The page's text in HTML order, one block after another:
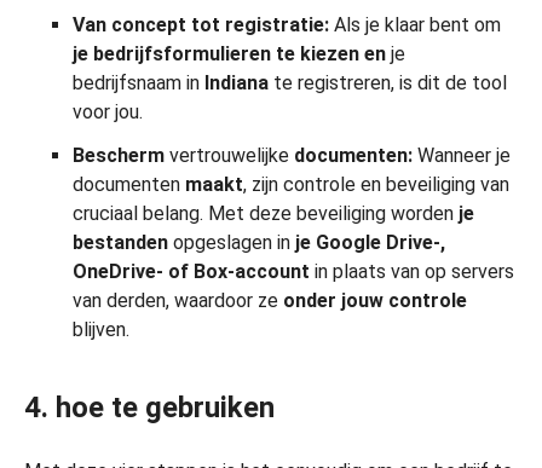
Van concept tot registratie: Als je klaar bent om
je bedrijfsformulieren te kiezen en je
bedrijfsnaam in Indiana te registreren, is dit de tool
voor jou.
Bescherm vertrouwelijke documenten: Wanneer je
documenten maakt, zijn controle en beveiliging van
cruciaal belang. Met deze beveiliging worden je
bestanden opgeslagen in je Google Drive-,
OneDrive- of Box-account in plaats van op servers
van derden, waardoor ze onder jouw controle
blijven.
4. hoe te gebruiken